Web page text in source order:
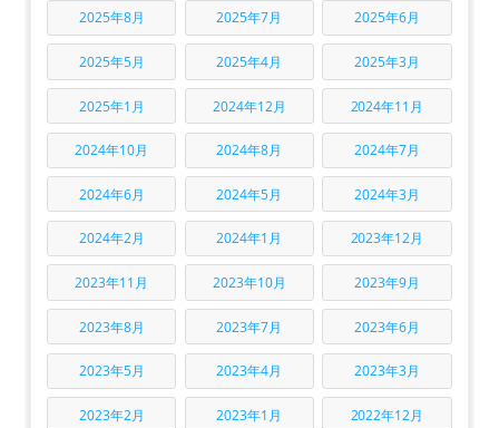
2025年8月 2025年7月 2025年6月
2025年5月 2025年4月 2025年3月
2025年1月 2024年12月 2024年11月
2024年10月 2024年8月 2024年7月
2024年6月 2024年5月 2024年3月
2024年2月 2024年1月 2023年12月
2023年11月 2023年10月 2023年9月
2023年8月 2023年7月 2023年6月
2023年5月 2023年4月 2023年3月
2023年2月 2023年1月 2022年12月